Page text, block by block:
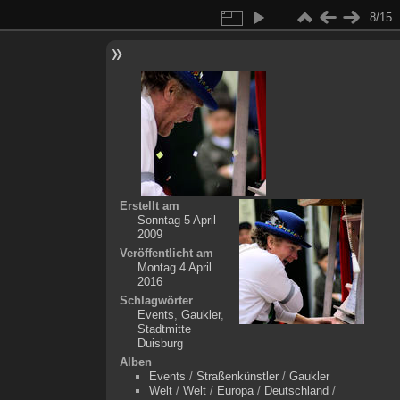
8/15
Erstellt am
Sonntag 5 April
2009
Veröffentlicht am
Montag 4 April
2016
Schlagwörter
Events, Gaukler,
Stadtmitte
Duisburg
Alben
Events / Straßenkünstler/ Gaukler
Welt/ Welt/ Europa/ Deutschland /